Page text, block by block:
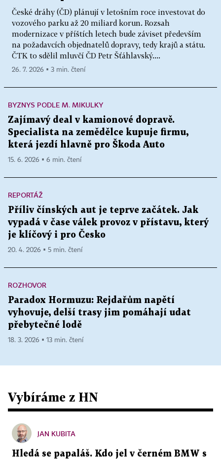
České dráhy (ČD) plánují v letošním roce investovat do
vozového parku až 20 miliard korun. Rozsah
modernizace v příštích letech bude záviset především
na požadavcích objednatelů dopravy, tedy krajů a státu.
ČTK to sdělil mluvčí ČD Petr Šťáhlavský....
26. 7. 2026 ▪ 3 min. čtení
BYZNYS PODLE M. MIKULKY
Zajímavý deal v kamionové dopravě.
Specialista na zemědělce kupuje firmu,
která jezdí hlavně pro Škoda Auto
15. 6. 2026 ▪ 6 min. čtení
REPORTÁŽ
Příliv čínských aut je teprve začátek. Jak
vypadá v čase válek provoz v přístavu, který
je klíčový i pro Česko
20. 4. 2026 ▪ 5 min. čtení
ROZHOVOR
Paradox Hormuzu: Rejdařům napětí
vyhovuje, delší trasy jim pomáhají udat
přebytečné lodě
18. 3. 2026 ▪ 13 min. čtení
Vybíráme z HN
JAN KUBITA
Hledá se papaláš. Kdo jel v černém BMW s